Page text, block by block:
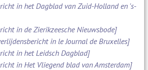
in het Dagblad van Zuid-Holland en 's-
in de Zierikzeesche Nieuwsbode]
in le Journal de Bruxelles]
in het Leidsch Dagblad]
in Het Vliegend blad van Amsterdam]